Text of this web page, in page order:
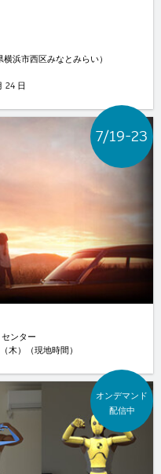
浜市西区みなとみらい）
24 日
7/19-23
ンター
木）（現地時間）
オンデマンド
配信中